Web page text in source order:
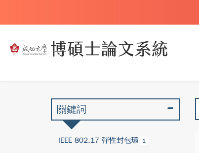
關鍵詞
IEEE 802.17 彈性封包環 1